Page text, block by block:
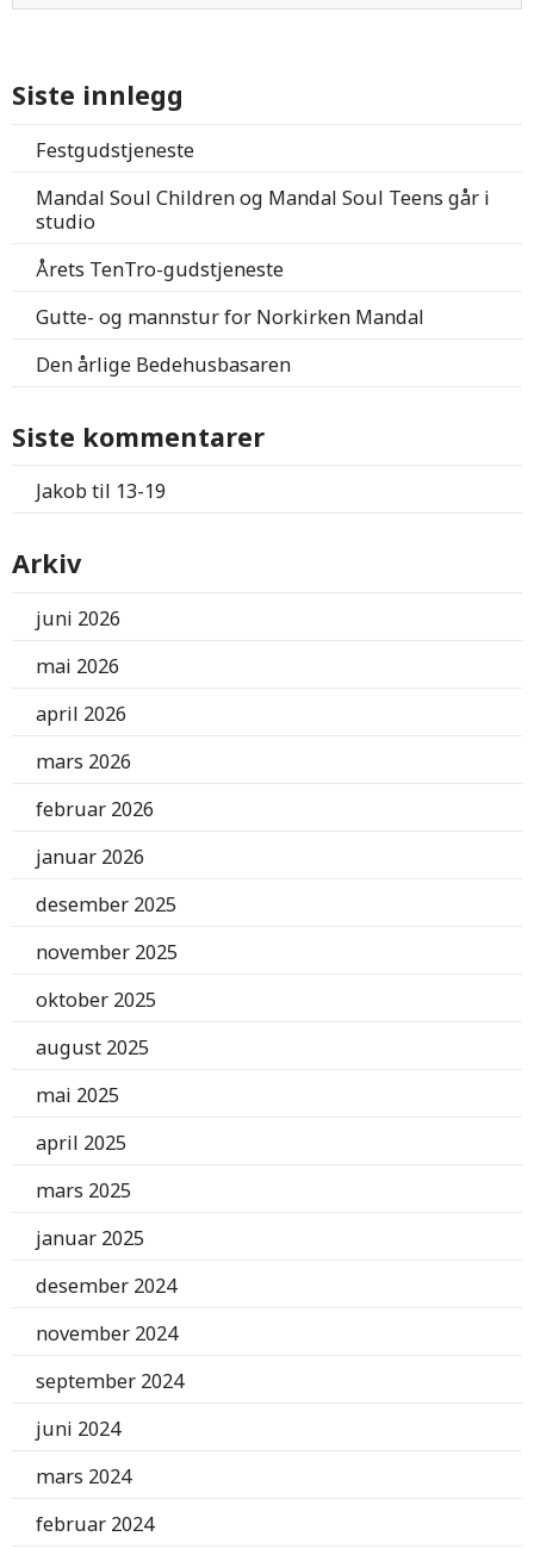
Siste innlegg
Festgudstjeneste
Mandal Soul Children og Mandal Soul Teens går i
studio
Årets TenTro-gudstjeneste
Gutte- og mannstur for Norkirken Mandal
Den årlige Bedehusbasaren
Siste kommentarer
Jakobtil 13-19
Arkiv
juni 2026
mai 2026
april 2026
mars 2026
februar 2026
januar 2026
desember 2025
november 2025
oktober 2025
august 2025
mai 2025
april 2025
mars 2025
januar 2025
desember 2024
november 2024
september 2024
juni 2024
mars 2024
februar 2024